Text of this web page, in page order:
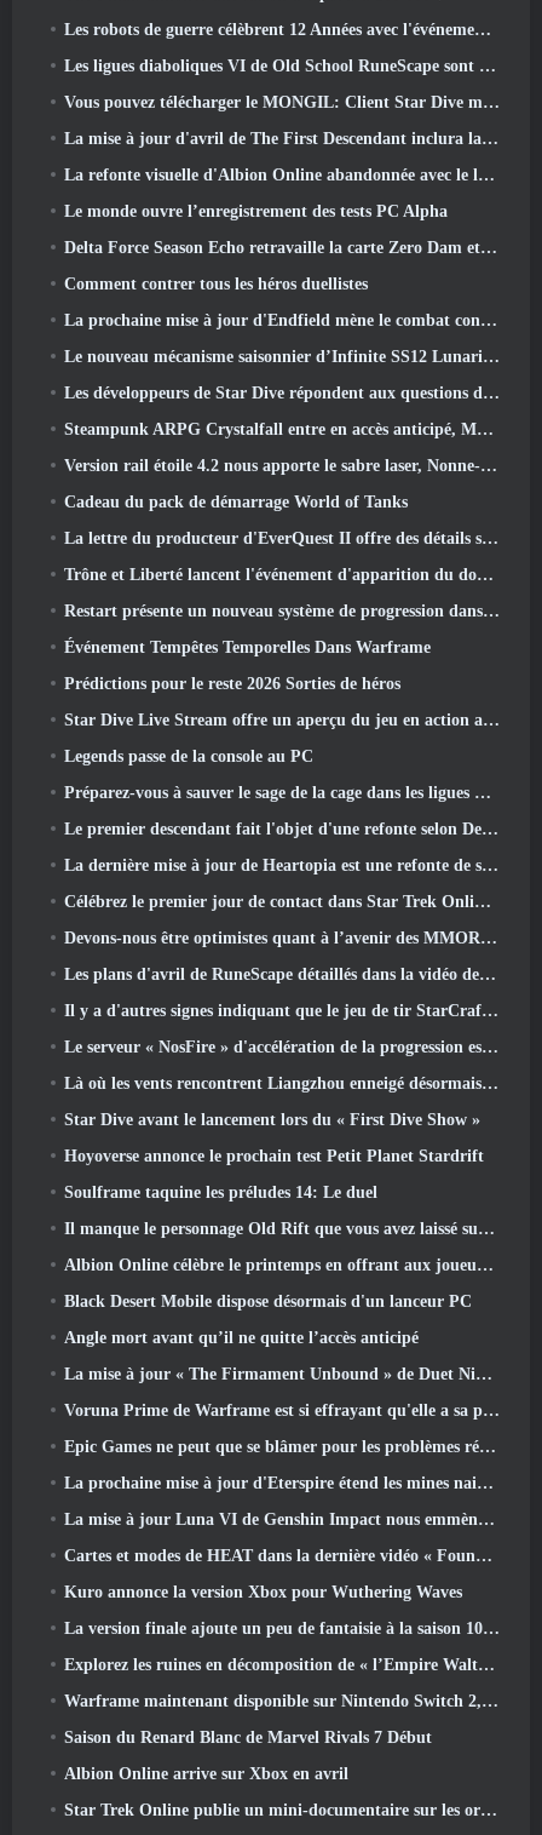
Les robots de guerre célèbrent 12 Années avec l'événement Martian Robotic Games
Les ligues diaboliques VI de Old School RuneScape sont lancées aujourd'hui
Vous pouvez télécharger le MONGIL: Client Star Dive maintenant
La mise à jour d'avril de The First Descendant inclura la version bêta du nouveau contenu Endgame
La refonte visuelle d'Albion Online abandonnée avec le lancement de la mise à jour Radiant Wilds aujourd'hui
Le monde ouvre l’enregistrement des tests PC Alpha
Delta Force Season Echo retravaille la carte Zero Dam et étend le gameplay des opérations
Comment contrer tous les héros duellistes
La prochaine mise à jour d'Endfield mène le combat contre Nefarith
Le nouveau mécanisme saisonnier d’Infinite SS12 Lunaria est l’un des « plus gros ajouts » au jeu
Les développeurs de Star Dive répondent aux questions des joueurs dans un livestream surprise
Steampunk ARPG Crystalfall entre en accès anticipé, Mais pas sans quelques défauts
Version rail étoile 4.2 nous apporte le sabre laser, Nonne-mandrin, Batteur pionnier et un émanateur d’exaltation
Cadeau du pack de démarrage World of Tanks
La lettre du producteur d'EverQuest II offre des détails sur le serveur d'extension verrouillé dans le temps
Trône et Liberté lancent l'événement d'apparition du double archboss
Restart présente un nouveau système de progression dans la mise à jour de la saison SS4
Événement Tempêtes Temporelles Dans Warframe
Prédictions pour le reste 2026 Sorties de héros
Star Dive Live Stream offre un aperçu du jeu en action avant son lancement
Legends passe de la console au PC
Préparez-vous à sauver le sage de la cage dans les ligues VI de Old School RuneScape: Pactes démoniaques
Le premier descendant fait l'objet d'une refonte selon Dev Stream
La dernière mise à jour de Heartopia est une refonte de style Alice au pays des merveilles
Célébrez le premier jour de contact dans Star Trek Online et gagnez une nouvelle version du Nobel Intel Battlecruiser
Devons-nous être optimistes quant à l’avenir des MMORPG?
Les plans d'avril de RuneScape détaillés dans la vidéo des développeurs
Il y a d'autres signes indiquant que le jeu de tir StarCraft en monde ouvert pourrait être une réalité
Le serveur « NosFire » d'accélération de la progression est désormais disponible dans NosTale
Là où les vents rencontrent Liangzhou enneigé désormais disponible avec la sortie de la version 1.5
Star Dive avant le lancement lors du « First Dive Show »
Hoyoverse annonce le prochain test Petit Planet Stardrift
Soulframe taquine les préludes 14: Le duel
Il manque le personnage Old Rift que vous avez laissé sur le serveur Dead? Gamigo a une solution pour ça
Albion Online célèbre le printemps en offrant aux joueurs une jolie monture de lapin
Black Desert Mobile dispose désormais d'un lanceur PC
Angle mort avant qu’il ne quitte l’accès anticipé
La mise à jour « The Firmament Unbound » de Duet Night Abyss conclut l’histoire de Huaxu
Voruna Prime de Warframe est si effrayant qu'elle a sa propre bande-annonce de bande rouge
Epic Games ne peut que se blâmer pour les problèmes récents
La prochaine mise à jour d'Eterspire étend les mines naines et propose une refonte complète des combats contre les boss
La mise à jour Luna VI de Genshin Impact nous emmène à cet endroit dont Mondstadt continue de parler mais que nous n'avons jamais vu
Cartes et modes de HEAT dans la dernière vidéo « Foundations »
Kuro annonce la version Xbox pour Wuthering Waves
La version finale ajoute un peu de fantaisie à la saison 10 Lancements
Explorez les ruines en décomposition de « l’Empire Walthen » dans la prochaine mise à jour majeure de RAVEN2
Warframe maintenant disponible sur Nintendo Switch 2, Juste à temps pour le lancement de Shadowgrapher
Saison du Renard Blanc de Marvel Rivals 7 Début
Albion Online arrive sur Xbox en avril
Star Trek Online publie un mini-documentaire sur les origines de la Fédération pour célébrer le 16e anniversaire